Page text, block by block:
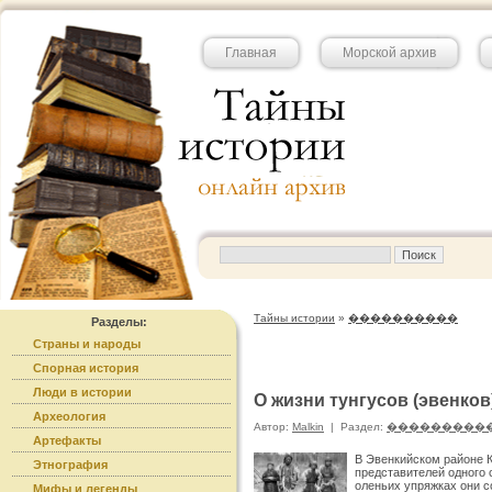
Главная Морской архив
Разделы:
Страны и народы
Спорная история
Люди в истории
Археология
Артефакты
Этнография
Мифы и легенды
Тайны истории » ����������
О жизни тунгусов
Автор: Malkin | Раздел:
В Эвенкийском районе
представителей
оленьих упряжках они